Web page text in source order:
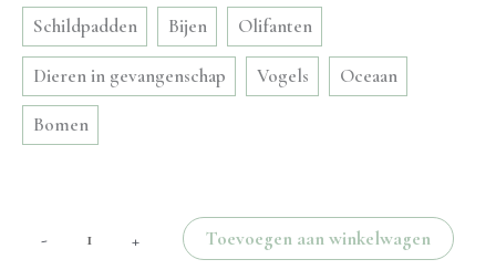
Schildpadden Bijen Olifanten
Dieren in gevangenschap Vogels Oceaan
Bomen
- + Toevoegen aan winkelwagen